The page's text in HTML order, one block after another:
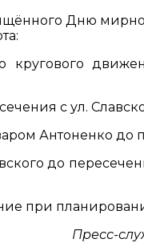
Дню
с ул.
Антоненко
до
при
Пресс-